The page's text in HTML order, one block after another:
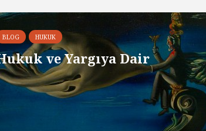
BLOG HUKUK
ve Yargıya Dair